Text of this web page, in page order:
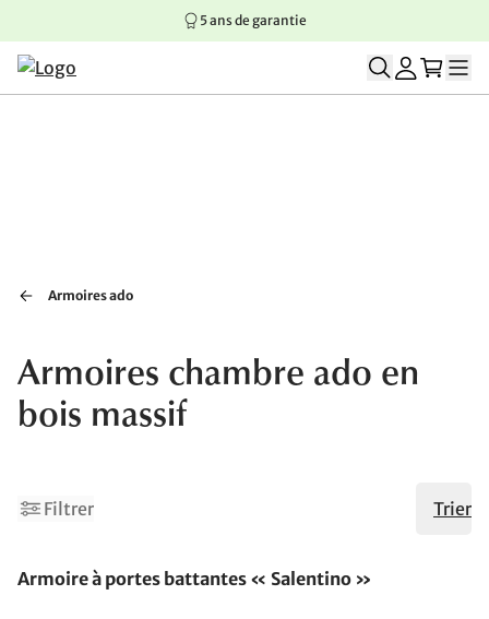
Aller au contenu principal
Aller à la navigation principale
Aller au pied de page
5 ans de garantie
Armoires ado
Armoires chambre ado en
bois massif
Filtrer Trier
Armoire à portes battantes « Salentino »